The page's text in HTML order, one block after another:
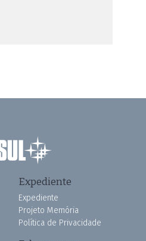
Expediente
Expediente
Projeto Memória
Política de Privacidade